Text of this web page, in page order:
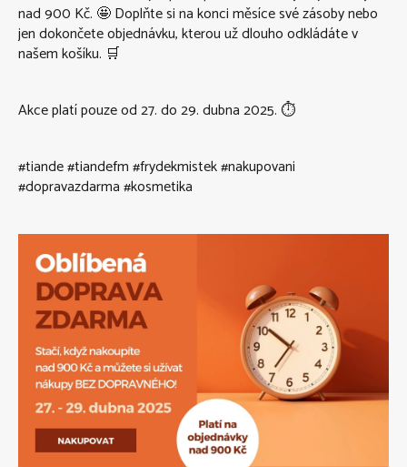
nad 900 Kč. 🤩 Doplňte si na konci měsíce své zásoby nebo
jen dokončete objednávku, kterou už dlouho odkládáte v
našem košíku. 🛒
Akce platí pouze od 27. do 29. dubna 2025. ⏱️
#tiande #tiandefm #frydekmistek #nakupovani
#dopravazdarma #kosmetika